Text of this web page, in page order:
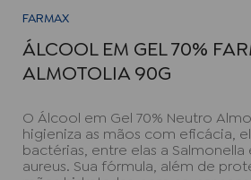
FARMAX
ÁLCOOL EM GEL 70%
ALMOTOLIA 90G
O Álcool em Gel 70% Neutro
higieniza as mãos com eficácia,
bactérias, entre elas a
aureus. Sua fórmula, além de